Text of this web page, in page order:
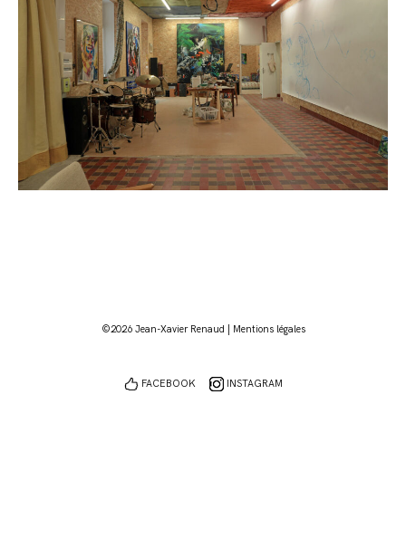
©2026 Jean-Xavier Renaud | Mentions légales
FACEBOOK INSTAGRAM